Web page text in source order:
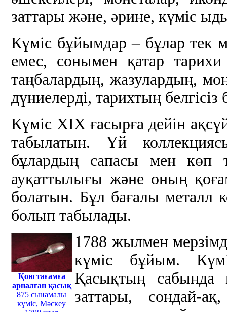
заттары және, әрине, күміс
Күміс бұйымдар – бұлар тек
емес, сонымен қатар тарихи
таңбалардың, жазулардың,
дүниелерді, тарихтың
Күміс ХІХ ғасырға дейін
табылатын. Үй
бұлардың сапасы мен көп
ауқаттылығы және оның
болатын. Бұл бағалы металл
болып табылады.
Қою тағамға
арналған қасық
875 сынамалы
күміс, Мәскеу
1788 жылмен
күміс бұйым.
Қасықтың сабында
заттары, сондай-